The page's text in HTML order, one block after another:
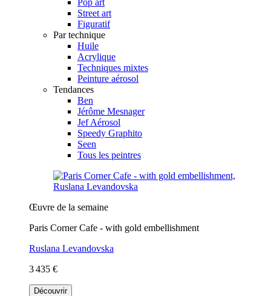
Street art
Figuratif
Par technique
Huile
Acrylique
Techniques mixtes
Peinture aérosol
Tendances
Ben
Jérôme Mesnager
Jef Aérosol
Speedy Graphito
Seen
Tous les peintres
Œuvre de la semaine
Paris Corner Cafe - with gold embellishment
Ruslana Levandovska
3 435 €
Découvrir